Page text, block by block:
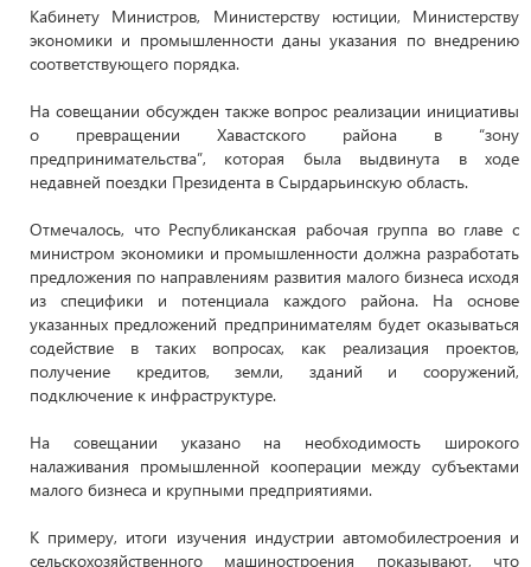
Кабинету Министров, Министерству юстиции, Министерству
экономики и промышленности даны указания по внедрению
соответствующего порядка.
На совещании обсужден также вопрос реализации инициативы
о превращении Хавастского района в “зону
предпринимательства”, которая была выдвинута в ходе
недавней поездки Президента в Сырдарьинскую область.
Отмечалось, что Республиканская рабочая группа во главе с
министром экономики и промышленности должна разработать
предложения по направлениям развития малого бизнеса исходя
из специфики и потенциала каждого района. На основе
указанных предложений предпринимателям будет оказываться
содействие в таких вопросах, как реализация проектов,
получение кредитов, земли, зданий и сооружений,
подключение к инфраструктуре.
На совещании указано на необходимость широкого
налаживания промышленной кооперации между субъектами
малого бизнеса и крупными предприятиями.
К примеру, итоги изучения индустрии автомобилестроения и
сельскохозяйственного машиностроения показывают, что